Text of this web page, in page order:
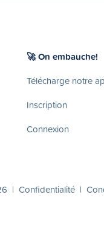
🚀 On embauche!
Télécharge notre
Inscription
Connexion
| Confidentialité |